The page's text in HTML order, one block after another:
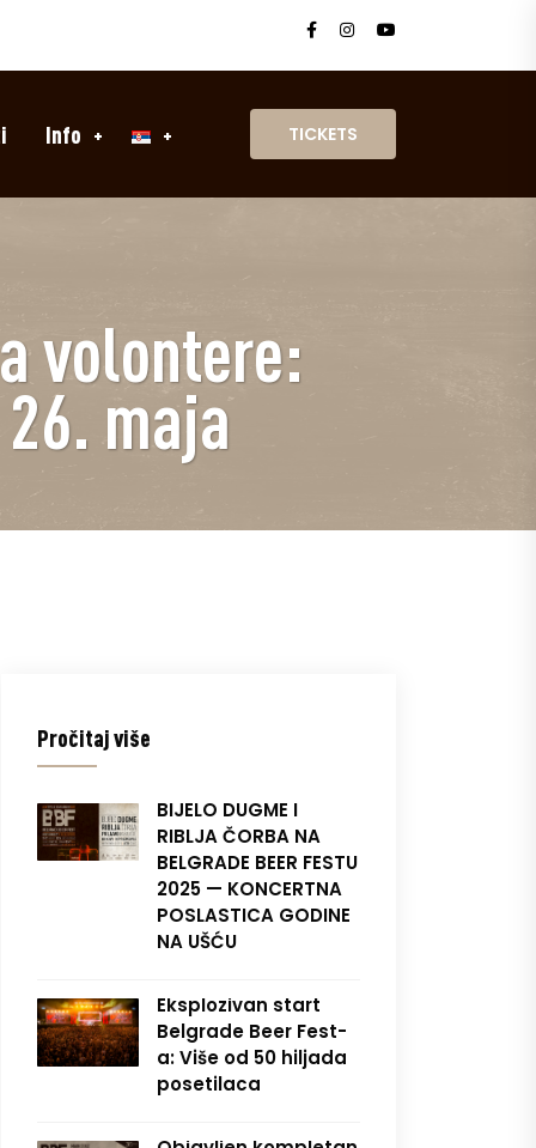
Info TICKETS
volontere:
26. maja
Pročitaj više
BIJELO DUGME I
RIBLJA ČORBA NA
BELGRADE BEER FESTU
2025 — KONCERTNA
POSLASTICA GODINE
NA UŠĆU
Eksplozivan start
Belgrade Beer Fest-
a: Više od 50 hiljada
posetilaca